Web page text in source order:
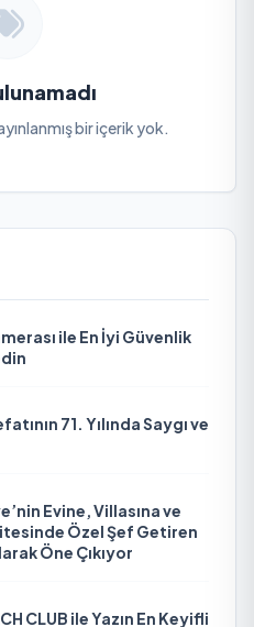
bir içerik yok.
ile En İyi Güvenlik
71. Yılında Saygı ve
Evine, Villasına ve
Özel Şef Getiren
Öne Çıkıyor
CLUB ile Yazın En Keyifli